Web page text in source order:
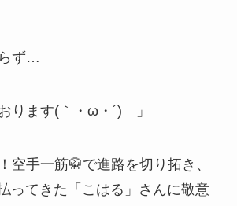
ず…
ります(｀・ω・´)ゝ」
空手一筋🥋で進路を切り拓き、
ってきた「こはる」さんに敬意